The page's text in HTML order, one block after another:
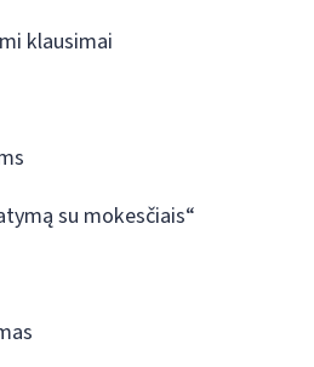
klausimai
su mokesčiais“